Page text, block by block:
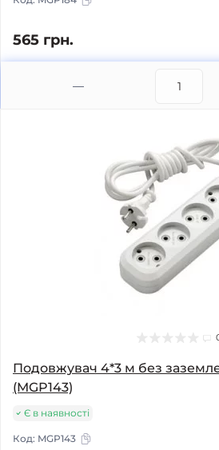
565 грн.
Подовжувач 4*3 м без
(MGP143)
Є в наявності
Код: MGP143